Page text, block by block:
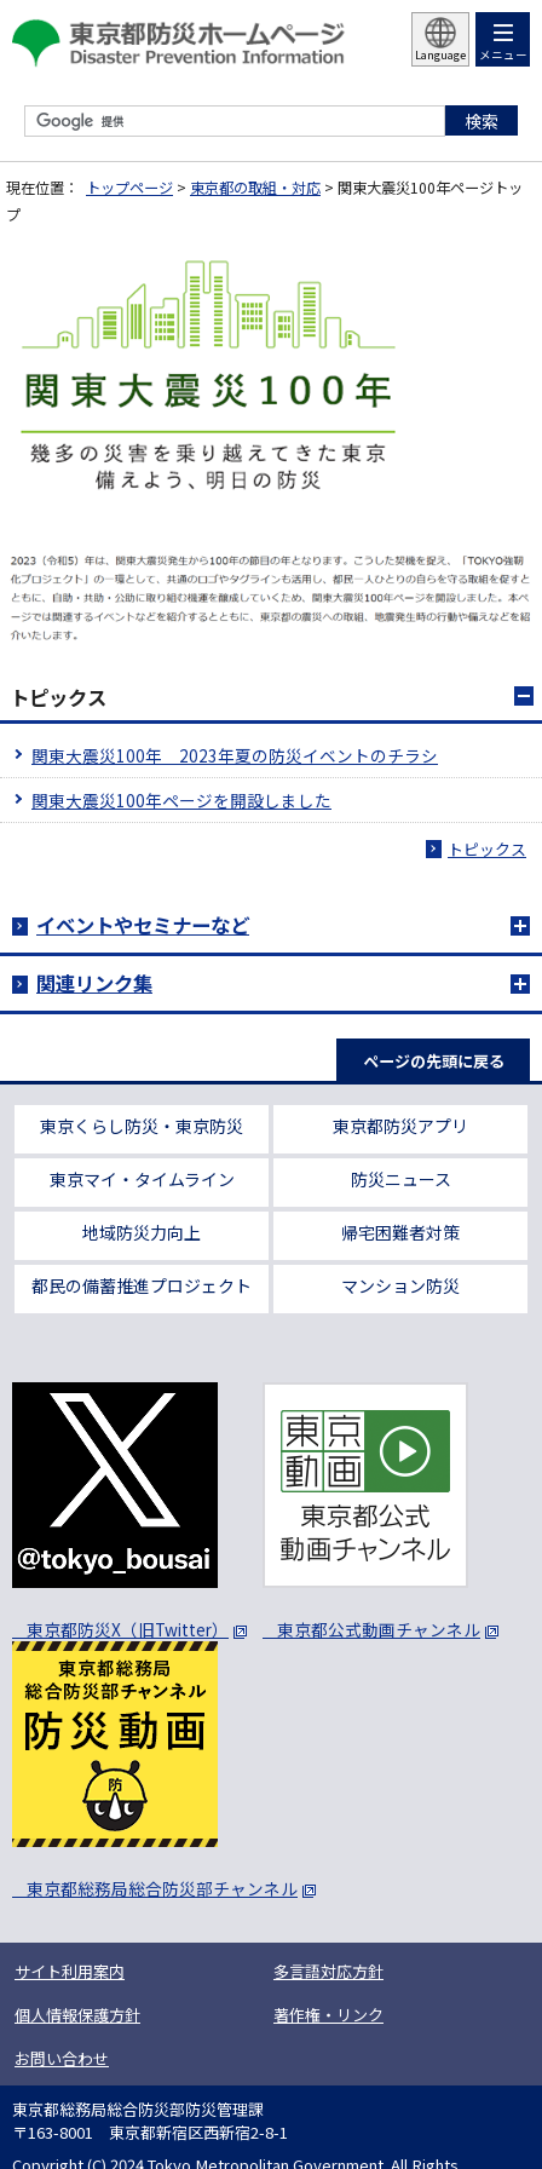
Language メニュー
現在位置： トップページ > 東京都の取組・対応 > 関東大震災100年ページトッ
プ
トピックス
関東大震災100年 2023年夏の防災イベントのチラシ
関東大震災100年ページを開設しました
トピックス
イベントやセミナーなど
関連リンク集
ページの先頭に戻る
東京くらし防災・東京防災 東京都防災アプリ
東京マイ・タイムライン 防災ニュース
地域防災力向上 帰宅困難者対策
都民の備蓄推進プロジェクト マンション防災
東京都防災X（旧Twitter） 東京都公式動画チャンネル
東京都総務局総合防災部チャンネル
サイト利用案内
多言語対応方針
個人情報保護方針
著作権・リンク
お問い合わせ
東京都総務局総合防災部防災管理課
〒163-8001 東京都新宿区西新宿2-8-1